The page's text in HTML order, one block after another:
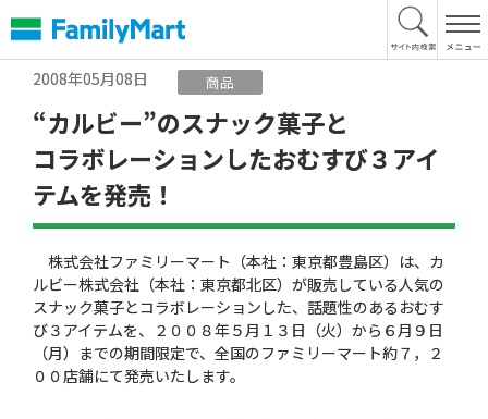
文
へ
2008年05月08日
商品
“カルビー”のスナック菓子と
コラボレーションしたおむすび３アイ
テムを発売！
株式会社ファミリーマート（本社：東京都豊島区）は、カ
ルビー株式会社（本社：東京都北区）が販売している人気の
スナック菓子とコラボレーションした、話題性のあるおむす
び３アイテムを、２００８年５月１３日（火）から６月９日
（月）までの期間限定で、全国のファミリーマート約７，２
００店舗にて発売いたします。